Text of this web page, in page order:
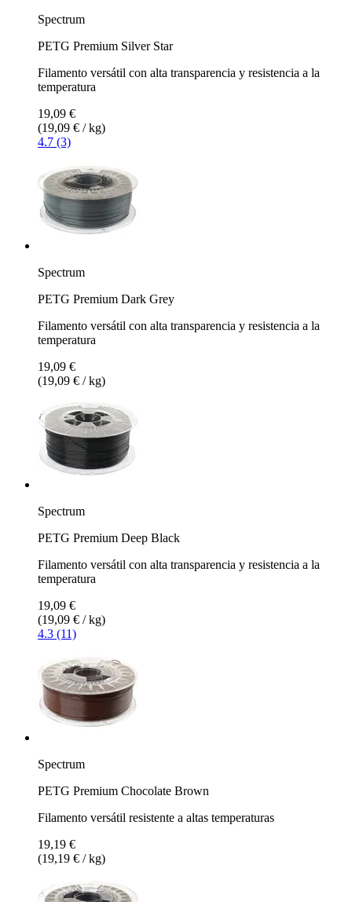
Spectrum
PETG Premium Silver Star
Filamento versátil con alta transparencia y resistencia a la
temperatura
19,09 €
(19,09 € / kg)
4.7 (3)
Spectrum
PETG Premium Dark Grey
Filamento versátil con alta transparencia y resistencia a la
temperatura
19,09 €
(19,09 € / kg)
Spectrum
PETG Premium Deep Black
Filamento versátil con alta transparencia y resistencia a la
temperatura
19,09 €
(19,09 € / kg)
4.3 (11)
Spectrum
PETG Premium Chocolate Brown
Filamento versátil resistente a altas temperaturas
19,19 €
(19,19 € / kg)